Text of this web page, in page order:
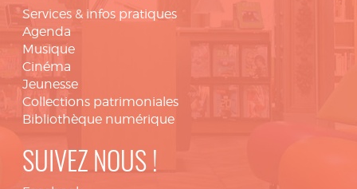
Services & infos pratiques
Agenda
Musique
Cinéma
Jeunesse
Collections patrimoniales
Bibliothèque numérique
SUIVEZ NOUS !